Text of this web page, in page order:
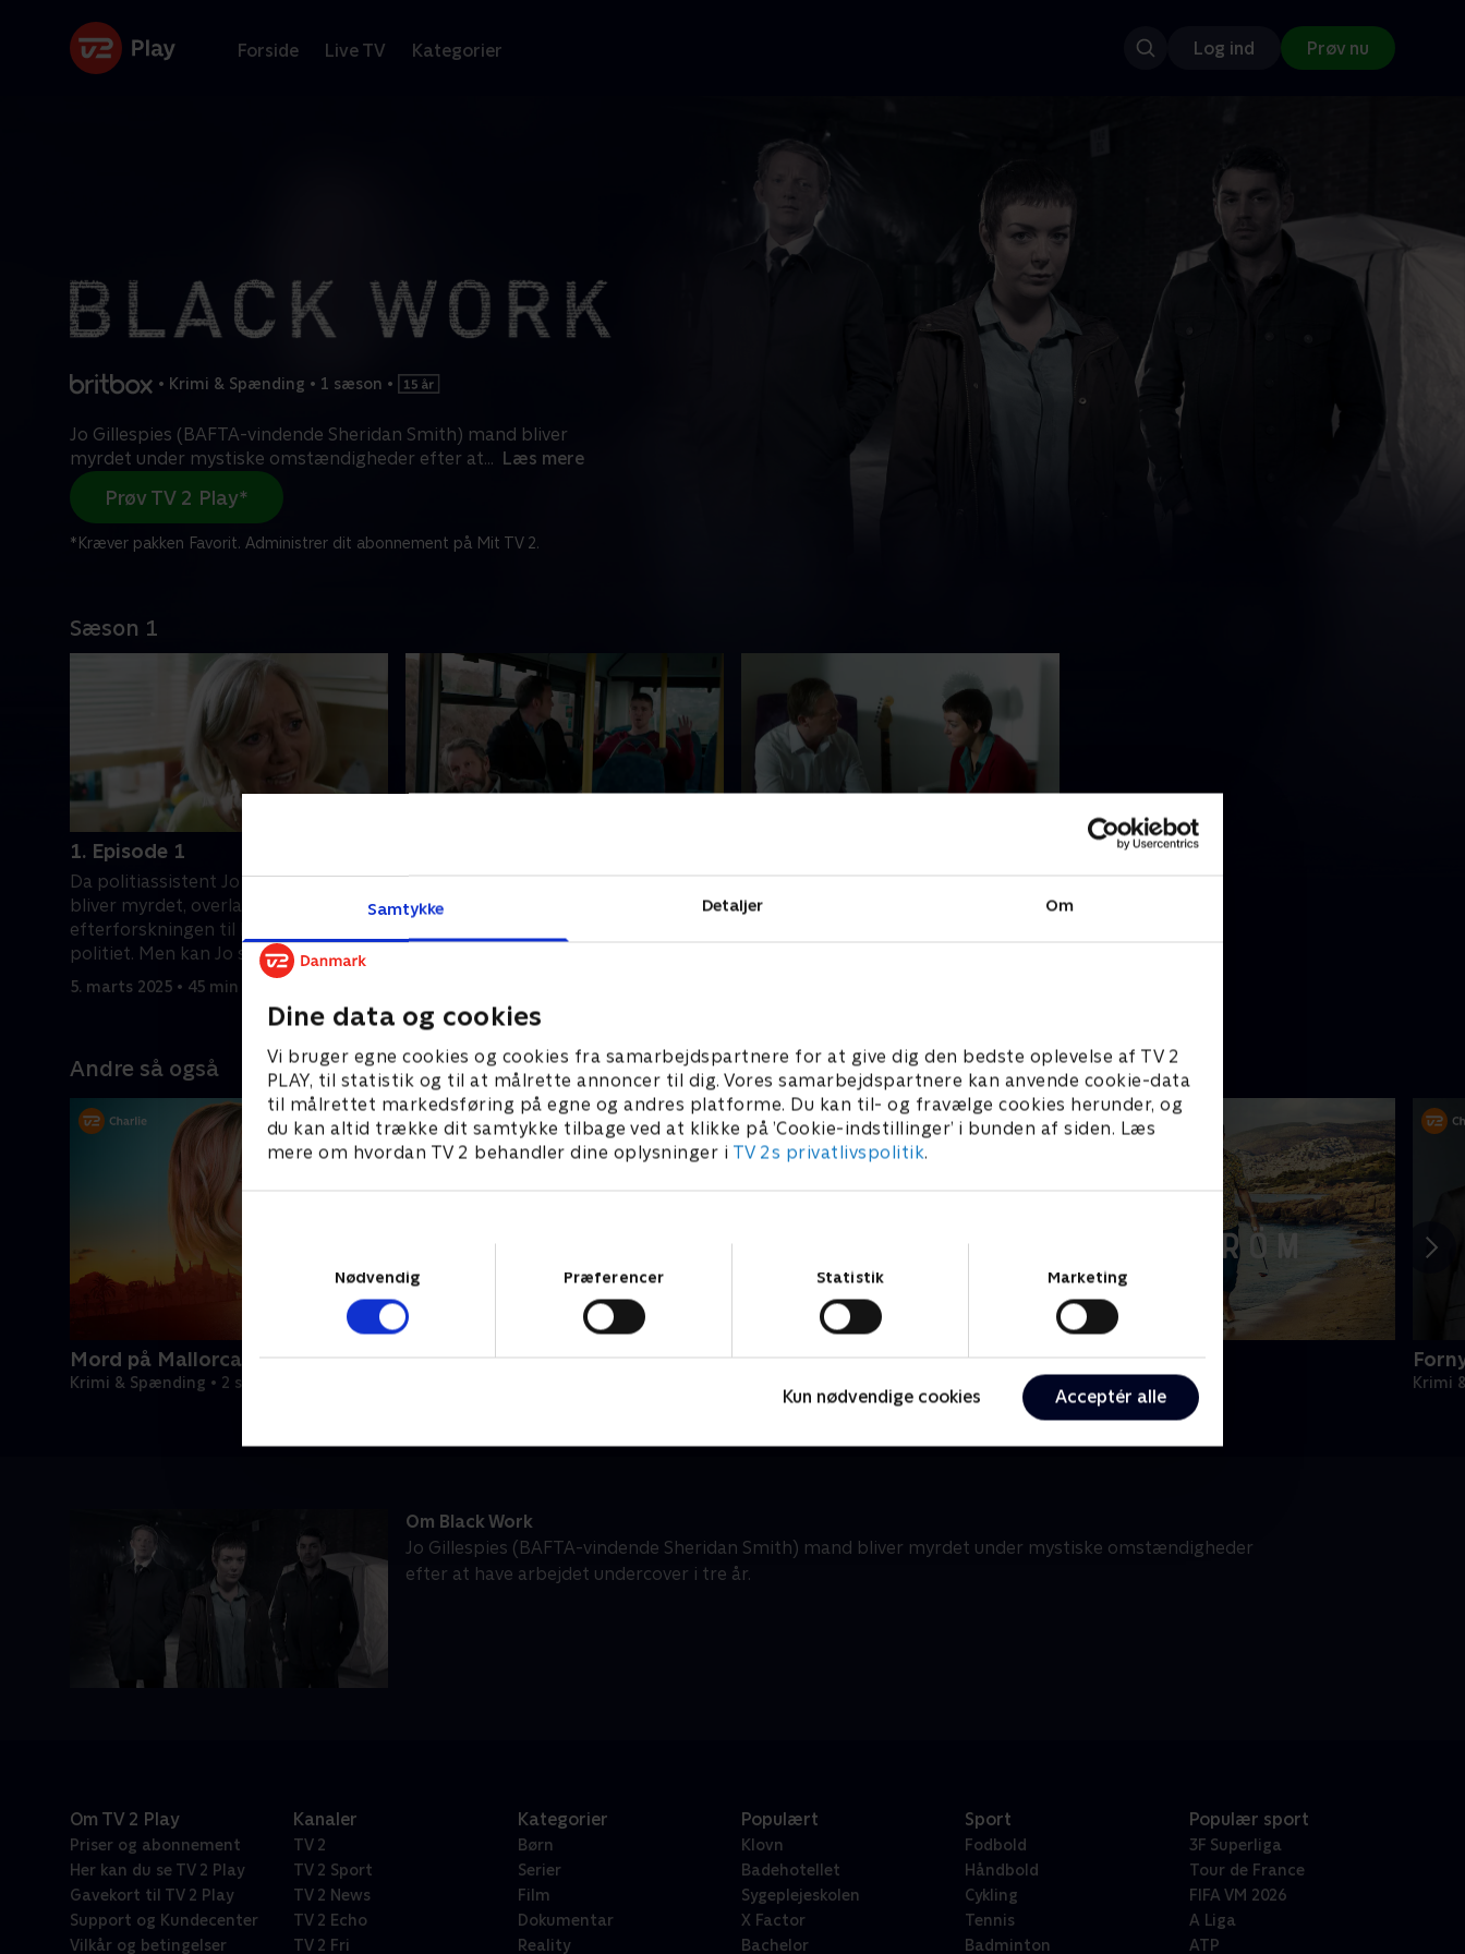
Samtykke Detaljer Om
Dine data og cookies
Vi bruger egne cookies og cookies fra samarbejdspartnere for at give dig den bedste oplevelse af TV 2
PLAY, til statistik og til at målrette annoncer til dig. Vores samarbejdspartnere kan anvende cookie-data
til målrettet markedsføring på egne og andres platforme. Du kan til- og fravælge cookies herunder, og
du kan altid trække dit samtykke tilbage ved at klikke på ’Cookie-indstillinger’ i bunden af siden. Læs
mere om hvordan TV 2 behandler dine oplysninger i TV 2s privatlivspolitik.
Nødvendig
Præferencer Statistik Marketing
Kun nødvendige cookies Acceptér alle
Forside Live TV Kategorier Log ind Prøv nu
• Krimi & Spænding • 1 sæson •
Jo Gillespies (BAFTA-vindende Sheridan Smith) mand bliver
myrdet under mystiske omstændigheder efter at... Læs mere
Prøv TV 2 Play*
*Kræver pakken Favorit. Administrer dit abonnement på Mit TV 2.
Sæson 1
1. Episode 1
Da politiassistent Jo Gillespies mand
bliver myrdet, overlades
efterforskningen til hendes kolleger i
politiet. Men kan Jo stole på sin
politifamilie?
5. marts 2025 • 45 min
Da Jo graver videre i Ryans liv, støder
hun på mørke hemmeligheder -
indser, at hendes mands morder
Andre så også
Mord på Mallorca
Krimi & Spænding • 2 sæsoner
Bäckström
Krimi & Spænding • 3 sæsoner Krimi
Om Black Work
Jo Gillespies (BAFTA-vindende Sheridan Smith) mand bliver myrdet under mystiske omstændigheder
efter at have arbejdet undercover i tre år.
Om TV 2 Play
Priser og abonnement
Her kan du se TV 2 Play
Gavekort til TV 2 Play
Support og Kundecenter
Vilkår og betingelser
Kanaler
TV 2
TV 2 Sport
TV 2 News
TV 2 Echo
TV 2 Fri
Kategorier
Børn
Serier
Film
Dokumentar
Reality
Populært
Klovn
Badehotellet
Sygeplejeskolen
X Factor
Bachelor
Sport
Fodbold
Håndbold
Cykling
Tennis
Badminton
Populær sport
3F Superliga
Tour de France
FIFA VM 2026
A Liga
ATP